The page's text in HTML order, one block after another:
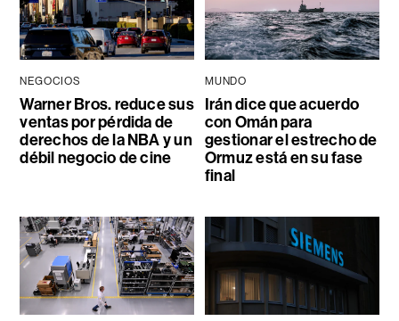
NEGOCIOS
Warner Bros. reduce sus
ventas por pérdida de
derechos de la NBA y un
débil negocio de cine
MUNDO
Irán dice que acuerdo
con Omán para
gestionar el estrecho de
Ormuz está en su fase
final